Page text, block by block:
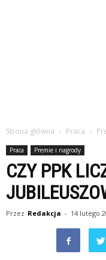
Strona główna Praca
Praca Premie i nagrody
CZY PPK
Przez Redakcja - 14 lutego